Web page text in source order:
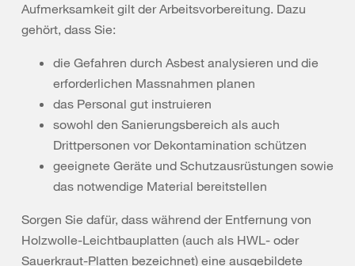
Aufmerksamkeit gilt der Arbeitsvorbereitung. Dazu
gehört, dass Sie:
die Gefahren durch Asbest analysieren und die
erforderlichen Massnahmen planen
das Personal gut instruieren
sowohl den Sanierungsbereich als auch
Drittpersonen vor Dekontamination schützen
geeignete Geräte und Schutzausrüstungen sowie
das notwendige Material bereitstellen
Sorgen Sie dafür, dass während der Entfernung von
Holzwolle-Leichtbauplatten (auch als HWL- oder
Sauerkraut-Platten bezeichnet) eine ausgebildete